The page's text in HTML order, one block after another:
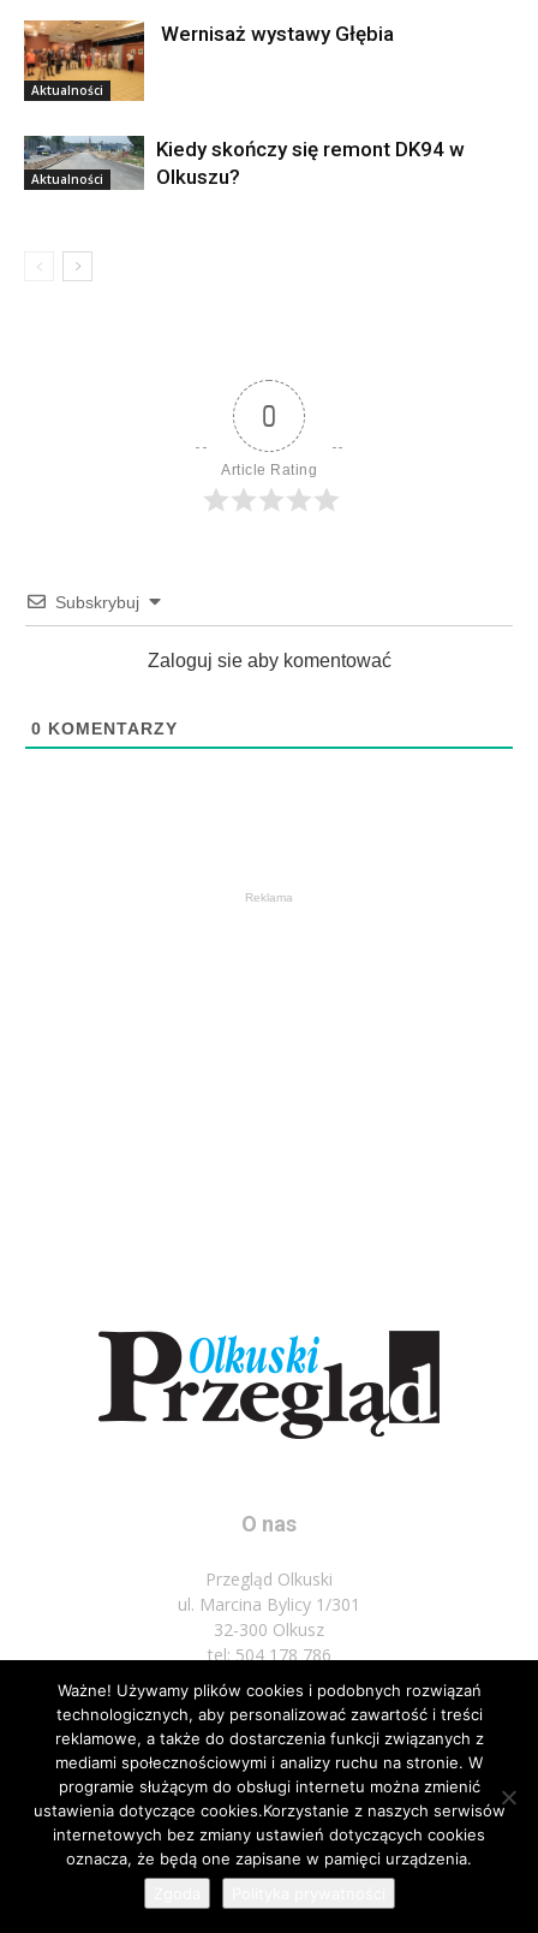
Aktualności
Wernisaż wystawy Głębia
Aktualności
Kiedy skończy się remont DK94 w
Olkuszu?
0
Article Rating
Subskrybuj
Zaloguj sie aby komentować
0 KOMENTARZY
Reklama
O nas
Przegląd Olkuski
ul. Marcina Bylicy 1/301
32-300 Olkusz
tel: 504 178 786
Napisz do nas: biuro@przeglad.olkuski.pl
Podążaj za nami
Ważne! Używamy plików cookies i podobnych rozwiązań
technologicznych, aby personalizować zawartość i treści
reklamowe, a także do dostarczenia funkcji związanych z
mediami społecznościowymi i analizy ruchu na stronie. W
programie służącym do obsługi internetu można zmienić
ustawienia dotyczące cookies.Korzystanie z naszych serwisów
internetowych bez zmiany ustawień dotyczących cookies
oznacza, że będą one zapisane w pamięci urządzenia.